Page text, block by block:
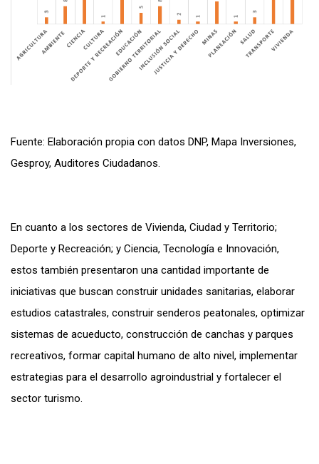
Fuente: Elaboración propia con datos DNP, Mapa Inversiones,
Gesproy, Auditores Ciudadanos.
En cuanto a los sectores de Vivienda, Ciudad y Territorio;
Deporte y Recreación; y Ciencia, Tecnología e Innovación,
estos también presentaron una cantidad importante de
iniciativas que buscan construir unidades sanitarias, elaborar
estudios catastrales, construir senderos peatonales, optimizar
sistemas de acueducto, construcción de canchas y parques
recreativos, formar capital humano de alto nivel, implementar
estrategias para el desarrollo agroindustrial y fortalecer el
sector turismo.